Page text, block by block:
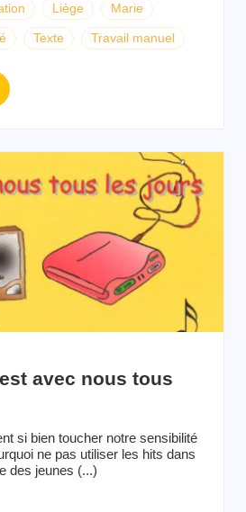
Liège Marie
Texte Travail manuel
avec nous tous
si bien toucher notre sensibilité
ne pas utiliser les hits dans
des jeunes (...)